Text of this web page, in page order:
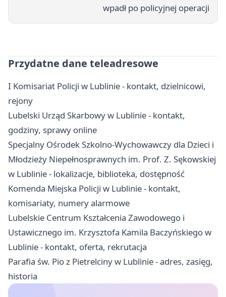
wpadł po policyjnej operacji
Przydatne dane teleadresowe
I Komisariat Policji w Lublinie - kontakt, dzielnicowi,
rejony
Lubelski Urząd Skarbowy w Lublinie - kontakt,
godziny, sprawy online
Specjalny Ośrodek Szkolno-Wychowawczy dla Dzieci i
Młodzieży Niepełnosprawnych im. Prof. Z. Sękowskiej
w Lublinie - lokalizacje, biblioteka, dostępność
Komenda Miejska Policji w Lublinie - kontakt,
komisariaty, numery alarmowe
Lubelskie Centrum Kształcenia Zawodowego i
Ustawicznego im. Krzysztofa Kamila Baczyńskiego w
Lublinie - kontakt, oferta, rekrutacja
Parafia św. Pio z Pietrelciny w Lublinie - adres, zasięg,
historia